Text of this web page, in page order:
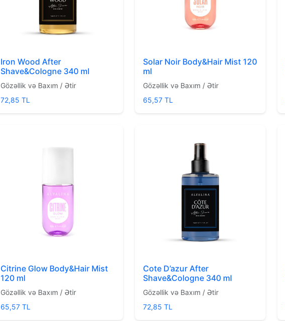
Iron Wood After
Shave&Cologne 340 ml
Gözəllik və Baxım / Ətir
72,85 TL
Solar Noir Body&Hair Mist 120
ml
Gözəllik və Baxım / Ətir
65,57 TL
Citrine Glow Body&Hair Mist
120 ml
Gözəllik və Baxım / Ətir
65,57 TL
Cote D’azur After
Shave&Cologne 340 ml
Gözəllik və Baxım / Ətir
72,85 TL